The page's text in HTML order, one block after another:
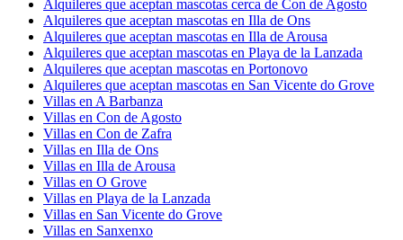
Alquileres que aceptan mascotas cerca de Con de Agosto
Alquileres que aceptan mascotas en Illa de Ons
Alquileres que aceptan mascotas en Illa de Arousa
Alquileres que aceptan mascotas en Playa de la Lanzada
Alquileres que aceptan mascotas en Portonovo
Alquileres que aceptan mascotas en San Vicente do Grove
Villas en A Barbanza
Villas en Con de Agosto
Villas en Con de Zafra
Villas en Illa de Ons
Villas en Illa de Arousa
Villas en O Grove
Villas en Playa de la Lanzada
Villas en San Vicente do Grove
Villas en Sanxenxo